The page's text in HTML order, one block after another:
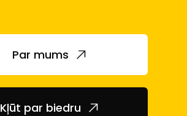
Par mums
Kļūt par biedru